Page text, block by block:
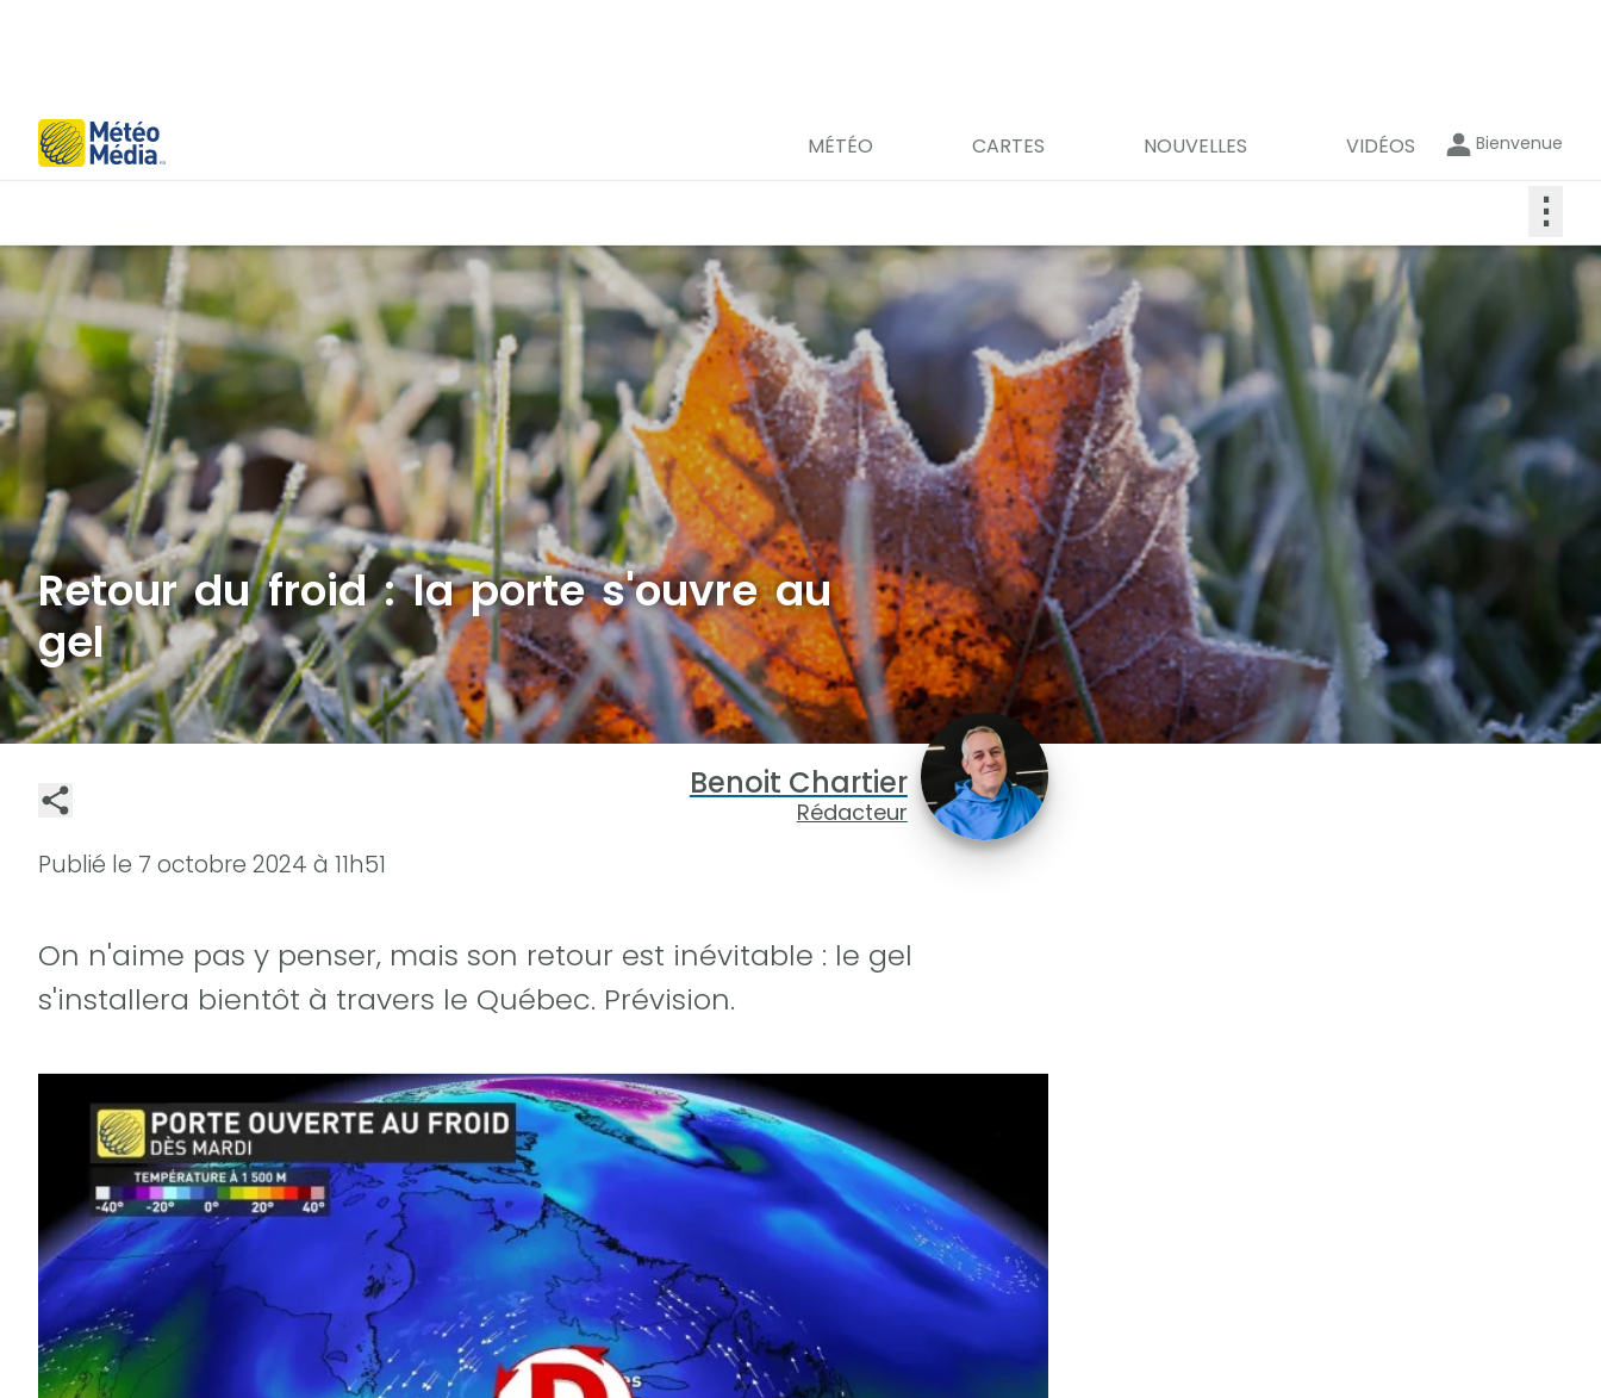
MÉTÉO CARTES NOUVELLES VIDÉOS Bienvenue
⋮
Retour du froid : la porte s'ouvre au
gel
Benoit Chartier
Rédacteur
Publié le 7 octobre 2024 à 11h51
On n'aime pas y penser, mais son retour est inévitable : le gel
s'installera bientôt à travers le Québec. Prévision.